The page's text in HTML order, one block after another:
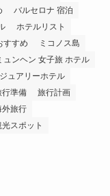
バルセロナ 宿泊
ホテルリスト
すすめ
ミコノス島
ュンヘン 女子旅 ホテル
ュアリーホテル
行準備
旅行計画
外旅行
光スポット